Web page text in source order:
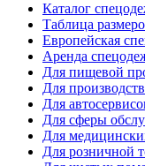
Каталог
Таблица
Европейская
Аренда
Для пищевой
Для
Для
Для сферы
Для
Для розничной